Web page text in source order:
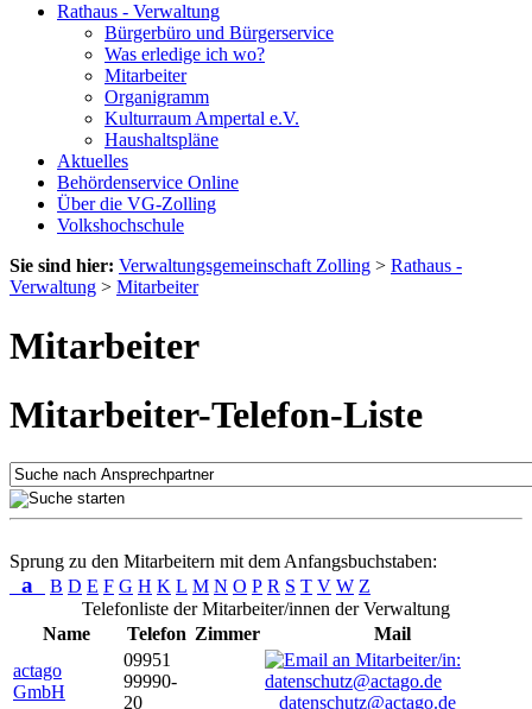
Rathaus - Verwaltung
Bürgerbüro und Bürgerservice
Was erledige ich wo?
Mitarbeiter
Organigramm
Kulturraum Ampertal e.V.
Haushaltspläne
Aktuelles
Behördenservice Online
Über die VG-Zolling
Volkshochschule
Sie sind hier: Verwaltungsgemeinschaft Zolling > Rathaus -
Verwaltung > Mitarbeiter
Mitarbeiter
Mitarbeiter-Telefon-Liste
Sprung zu den Mitarbeitern mit dem Anfangsbuchstaben:
a B D E F G H K L M N O P R S T V W Z
Telefonliste der Mitarbeiter/innen der Verwaltung
Name
Telefon Zimmer
Mail
actago
GmbH
09951
99990-
20
datenschutz@actago.de